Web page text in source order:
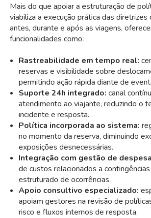
Mais do que apoiar a estruturação de
viabiliza a execução prática das diretrizes
antes, durante e após as viagens,
funcionalidades como:
Rastreabilidade em tempo real:
reservas e visibilidade sobre
permitindo ação rápida diante de
Suporte 24h integrado: canal
atendimento ao viajante, reduzindo o
incidente e resposta.
Política incorporada ao sistema:
no momento da reserva, diminuindo
exposições desnecessárias.
Integração com gestão de
de custos relacionados a
estruturado de ocorrências.
Apoio consultivo especializado:
apoiam gestores na revisão de
risco e fluxos internos de resposta.